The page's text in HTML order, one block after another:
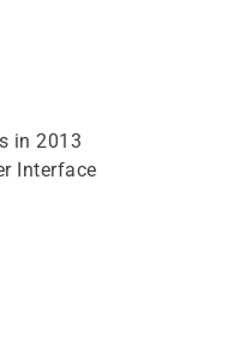
in 2013
Interface